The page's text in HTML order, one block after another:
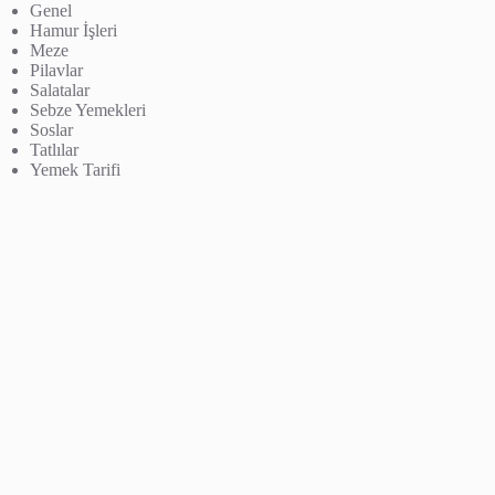
Genel
Hamur İşleri
Meze
Pilavlar
Salatalar
Sebze Yemekleri
Soslar
Tatlılar
Yemek Tarifi